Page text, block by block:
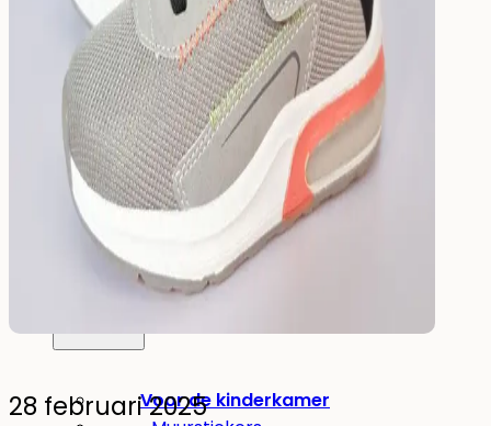
Eten & Drinken
Broodtrommel
Drinkfles
Kinderfles
Onderdelen
Kinderkamer
Voor de kinderkamer
28 februari 2025